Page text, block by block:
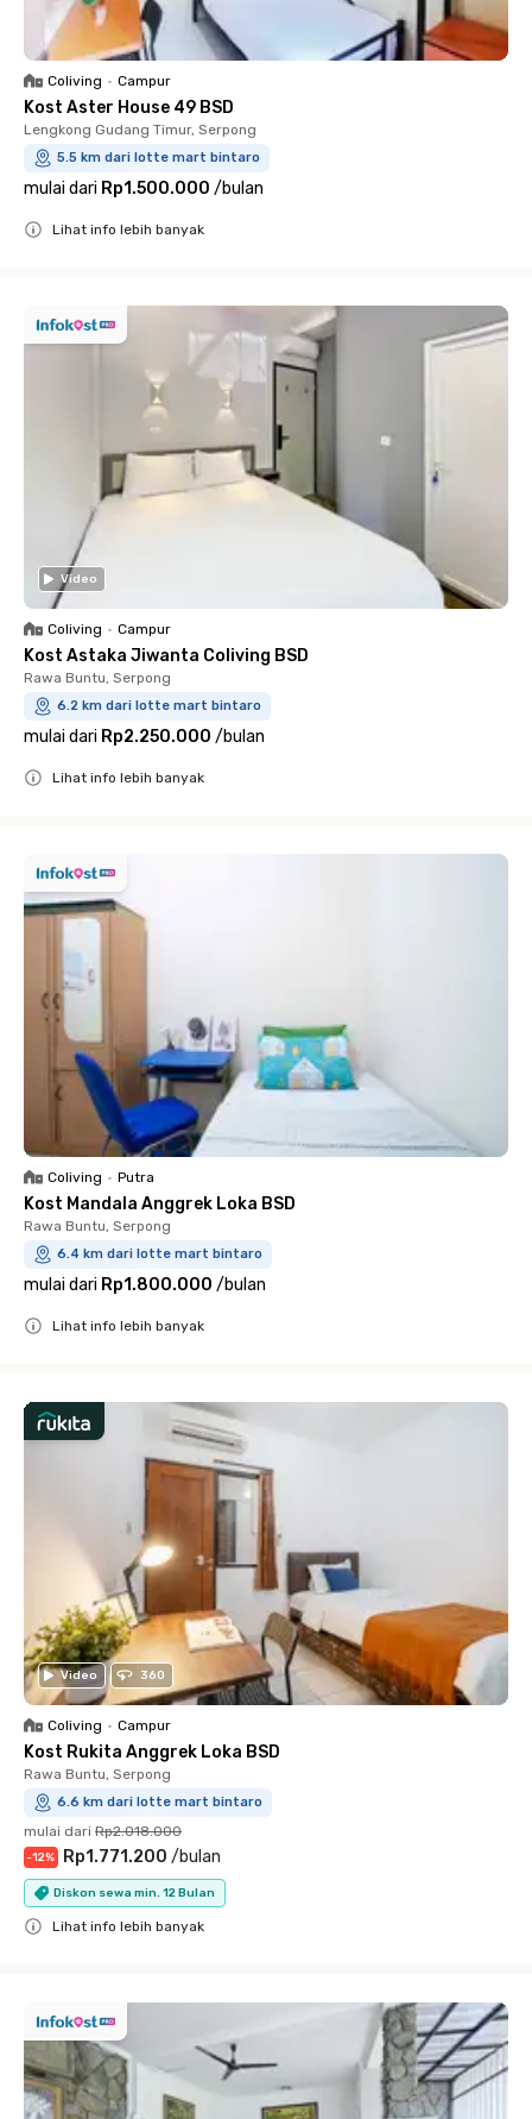
Coliving • Campur
Kost Aster House 49 BSD
Lengkong Gudang Timur, Serpong
5.5 km dari lotte mart bintaro
mulai dari Rp1.500.000 /bulan
Lihat info lebih banyak
Video
Coliving • Campur
Kost Astaka Jiwanta Coliving BSD
Rawa Buntu, Serpong
6.2 km dari lotte mart bintaro
mulai dari Rp2.250.000 /bulan
Lihat info lebih banyak
Coliving • Putra
Kost Mandala Anggrek Loka BSD
Rawa Buntu, Serpong
6.4 km dari lotte mart bintaro
mulai dari Rp1.800.000 /bulan
Lihat info lebih banyak
Video 360
Coliving • Campur
Kost Rukita Anggrek Loka BSD
Rawa Buntu, Serpong
6.6 km dari lotte mart bintaro
mulai dari Rp2.018.000
-12% Rp1.771.200 /bulan
Diskon sewa min. 12 Bulan
Lihat info lebih banyak